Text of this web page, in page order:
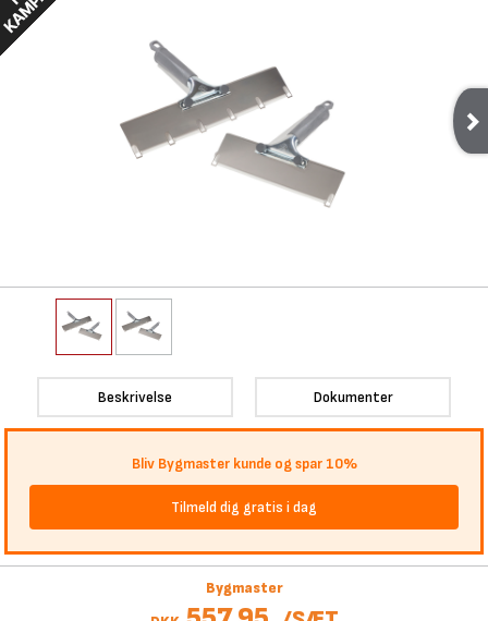
Beskrivelse Dokumenter
Bliv Bygmaster kunde og spar 10%
Tilmeld dig gratis i dag
Bygmaster